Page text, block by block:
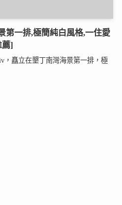
第一排,極簡純白風格,一住愛
]
，矗立在墾丁南灣海景第一排，極